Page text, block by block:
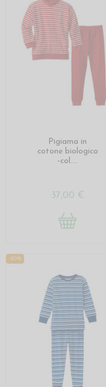
Pigiama in
cotone biologico
-col....
37,00 €
-20%